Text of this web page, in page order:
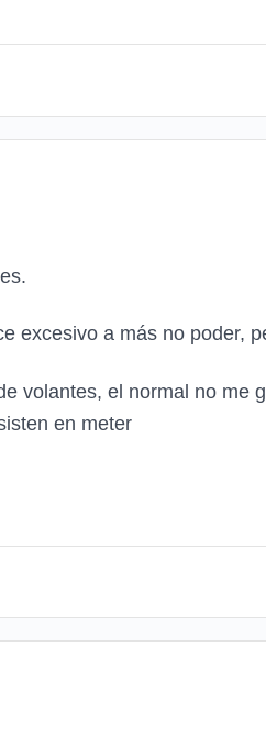
excesivo a más no poder,
volantes, el normal no me
en meter